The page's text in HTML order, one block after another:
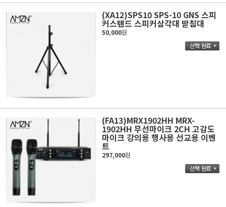
(XA12)SPS10 SPS-10 GNS 스피
커스탠드 스피커삼각대 받침대
50,000원
(FA13)MRX1902HH MRX-
1902HH 무선마이크 2CH 고감도
마이크 강의용 행사용 선교용 이벤
트
297,000원